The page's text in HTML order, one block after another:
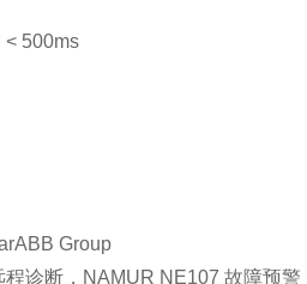
< 500ms
Group
诊断，NAMUR NE107 故障预警